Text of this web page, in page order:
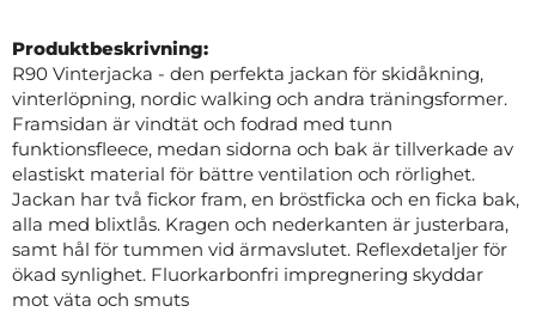
Produktbeskrivning:
R90 Vinterjacka - den perfekta jackan för skidåkning,
vinterlöpning, nordic walking och andra träningsformer.
Framsidan är vindtät och fodrad med tunn
funktionsfleece, medan sidorna och bak är tillverkade av
elastiskt material för bättre ventilation och rörlighet.
Jackan har två fickor fram, en bröstficka och en ficka bak,
alla med blixtlås. Kragen och nederkanten är justerbara,
samt hål för tummen vid ärmavslutet. Reflexdetaljer för
ökad synlighet. Fluorkarbonfri impregnering skyddar
mot väta och smuts